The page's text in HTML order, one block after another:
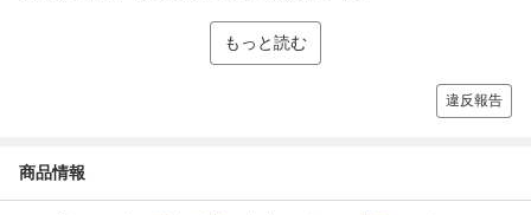
もっと読む
違反報告
商品情報